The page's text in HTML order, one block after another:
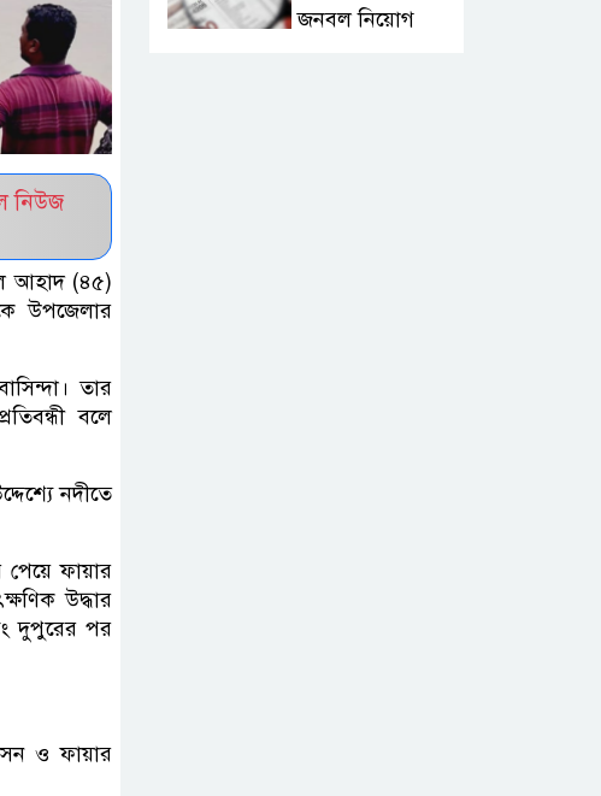
নিউজ
আহাদ (৪৫)
উপজেলার
তার
বলে
নদীতে
ফায়ার
উদ্ধার
দুপুরের পর
ও ফায়ার
জনবল নিয়োগ